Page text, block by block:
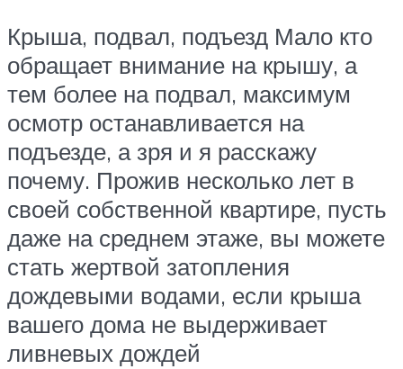
Крыша, подвал, подъезд Мало кто
обращает внимание на крышу, а
тем более на подвал, максимум
осмотр останавливается на
подъезде, а зря и я расскажу
почему. Прожив несколько лет в
своей собственной квартире, пусть
даже на среднем этаже, вы можете
стать жертвой затопления
дождевыми водами, если крыша
вашего дома не выдерживает
ливневых дождей